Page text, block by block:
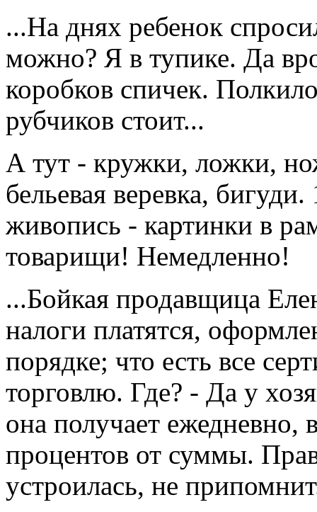
...На днях ребенок
можно? Я в тупике. Да
коробков спичек.
рубчиков стоит...
А тут - кружки, ложки,
бельевая веревка,
живопись - картинки в
товарищи! Немедленно!
...Бойкая продавщица
налоги платятся,
порядке; что есть все
торговлю. Где? - Да у
она получает ежедневно,
процентов от суммы.
устроилась, не